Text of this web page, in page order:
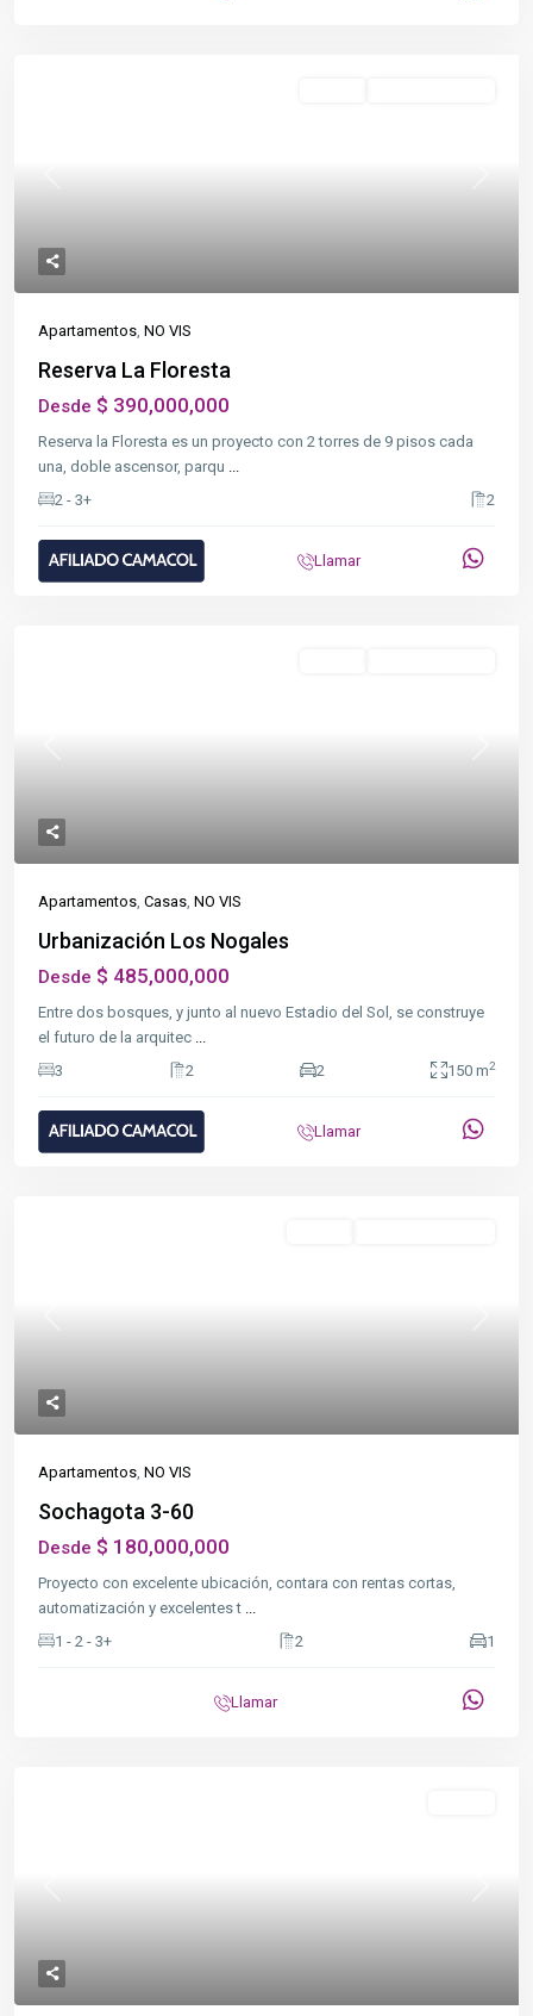
Apartamentos, NO VIS
Reserva La Floresta
Desde $ 390,000,000
Reserva la Floresta es un proyecto con 2 torres de 9 pisos cada
una, doble ascensor, parqu ...
2 - 3+
2
Llamar
Apartamentos, Casas, NO VIS
Urbanización Los Nogales
Desde $ 485,000,000
Entre dos bosques, y junto al nuevo Estadio del Sol, se construye
el futuro de la arquitec ...
3
2 2 150 m2
Llamar
Apartamentos, NO VIS
Sochagota 3-60
Desde $ 180,000,000
Proyecto con excelente ubicación, contara con rentas cortas,
automatización y excelentes t ...
1 - 2 - 3+
2 1
Llamar